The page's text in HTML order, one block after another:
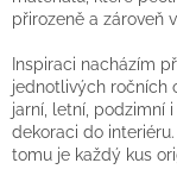
Sezóna
Květinové
dekorace
Závěsné
věnce
přirozeně a zároveň
Inspiraci nacházím
jednotlivých ročních
jarní, letní, podzimní
dekoraci do
tomu je každý kus